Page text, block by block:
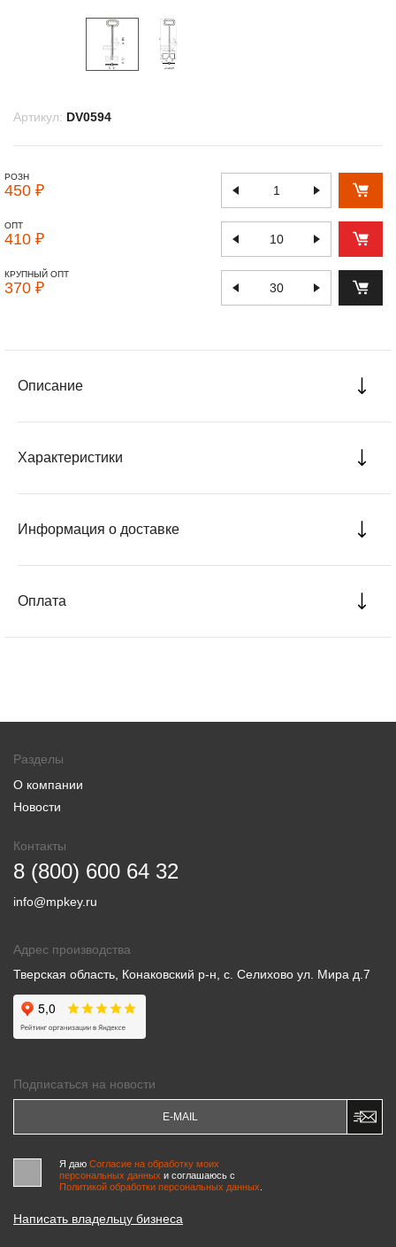
Артикул: DV0594
РОЗН
450 ₽
ОПТ
410 ₽
КРУПНЫЙ ОПТ
370 ₽
Описание
Характеристики
Информация о доставке
Оплата
Разделы
О компании
Новости
Контакты
8 (800) 600 64 32
info@mpkey.ru
Адрес производства
Тверская область, Конаковский р-н, с. Селихово ул. Мира д.7
Подписаться на новости
Я даю Согласие на обработку моих
персональных данных и соглашаюсь c
Политикой обработки персональных данных
Написать владельцу бизнеса